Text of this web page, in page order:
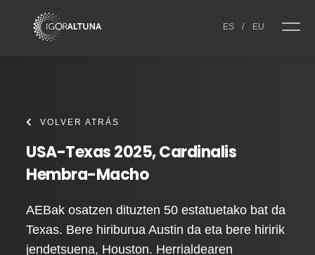
ES / EU
VOLVER ATRÁS
USA-Texas 2025, Cardinalis
Hembra-Macho
AEBak osatzen dituzten 50 estatuetako bat da
Texas. Bere hiriburua Austin da eta bere hiririk
jendetsuena, Houston. Herrialdearen